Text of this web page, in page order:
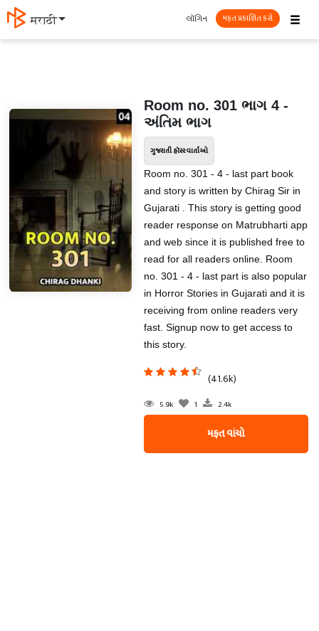
मराठी ☰
લૉગિન મફત પ્રકાશિત કરો
Room no. 301 ભાગ 4 -
અંતિમ ભાગ
ગુજરાતી હૉરર વાર્તાઓ
Room no. 301 - 4 - last part book
and story is written by Chirag Sir in
Gujarati . This story is getting good
reader response on Matrubharti app
and web since it is published free to
read for all readers online. Room
no. 301 - 4 - last part is also popular
in Horror Stories in Gujarati and it is
receiving from online readers very
fast. Signup now to get access to
this story.
(41.6k)
5.9k 1 2.4k
મફત વાંચો